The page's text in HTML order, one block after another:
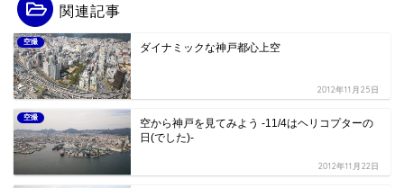
関連記事
空撮 ダイナミックな神戸都心上空
2012年11月25日
空撮
空から神戸を見てみよう -11/4はヘリコプターの
日(でした)-
2012年11月22日